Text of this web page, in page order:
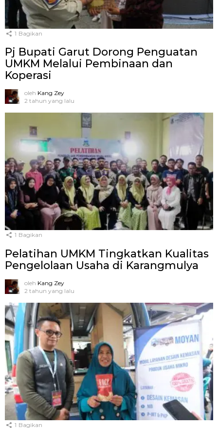
1 Bagikan
Pj Bupati Garut Dorong Penguatan
UMKM Melalui Pembinaan dan
Koperasi
oleh Kang Zey
2 tahun yang lalu
1 Bagikan
Pelatihan UMKM Tingkatkan Kualitas
Pengelolaan Usaha di Karangmulya
oleh Kang Zey
2 tahun yang lalu
1 Bagikan